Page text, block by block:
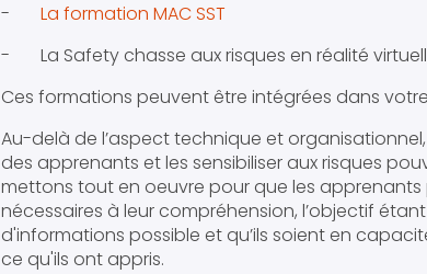
- La formation MAC SST
- La Safety chasse aux risques en réalité
Ces formations peuvent être intégrées dans votre
Au-delà de l’aspect technique et
des apprenants et les sensibiliser aux risques
mettons tout en oeuvre pour que les
nécessaires à leur compréhension, l’objectif
d'informations possible et qu’ils soient en
ce qu'ils ont appris.